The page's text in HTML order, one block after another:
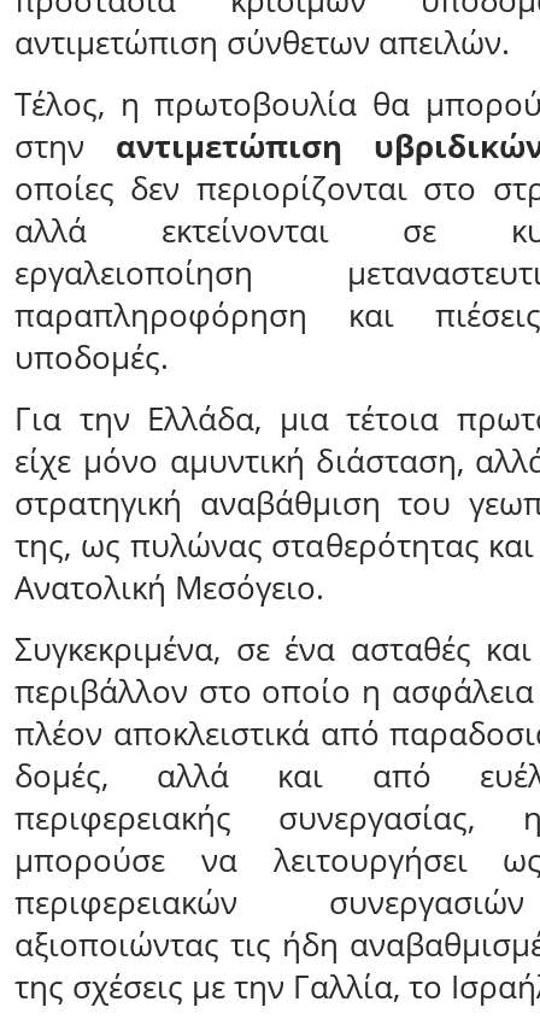
αντιμετώπιση σύνθετων απειλών.
Τέλος, η πρωτοβουλία θα
στην αντιμετώπιση
οποίες δεν περιορίζονται στο
αλλά εκτείνονται σε
εργαλειοποίηση
παραπληροφόρηση και
υποδομές.
Για την Ελλάδα, μια τέτοια
είχε μόνο αμυντική διάσταση,
στρατηγική αναβάθμιση του
της, ως πυλώνας σταθερότητας
Ανατολική Μεσόγειο.
Συγκεκριμένα, σε ένα ασταθές
περιβάλλον στο οποίο η ασφάλεια
πλέον αποκλειστικά από
δομές, αλλά και από
περιφερειακής
μπορούσε να λειτουργήσει
περιφερειακών
αξιοποιώντας τις ήδη
της σχέσεις με την Γαλλία, το